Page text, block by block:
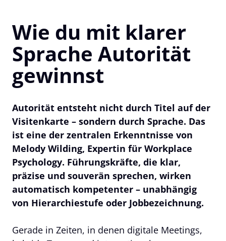
Wie du mit klarer
Sprache Autorität
gewinnst
Autorität entsteht nicht durch Titel auf der
Visitenkarte – sondern durch Sprache. Das
ist eine der zentralen Erkenntnisse von
Melody Wilding, Expertin für Workplace
Psychology. Führungskräfte, die klar,
präzise und souverän sprechen, wirken
automatisch kompetenter – unabhängig
Gerade in Zeiten, in denen digitale Meetings,